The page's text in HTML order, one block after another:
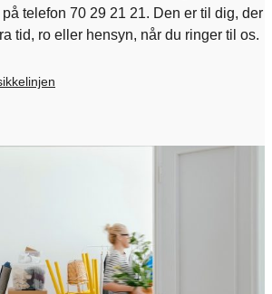
telefon 70 29 21 21. Den er til dig, der
tid, ro eller hensyn, når du ringer til os.